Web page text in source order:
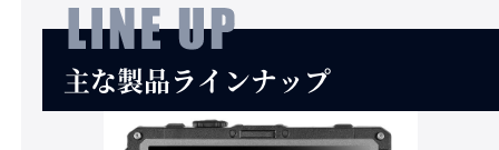
主な製品ラインナップ